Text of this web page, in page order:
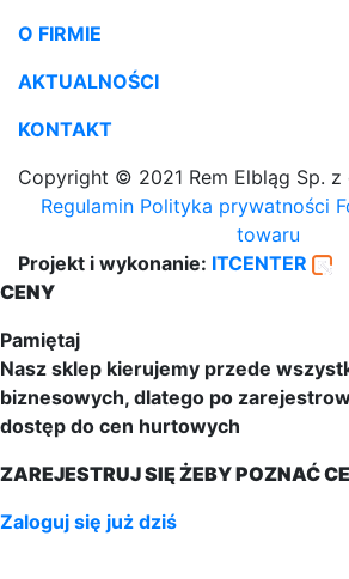
O FIRMIE
AKTUALNOŚCI
KONTAKT
Copyright © 2021 Rem Elbląg Sp. z
Regulamin Polityka prywatności
towaru
Projekt i wykonanie: ITCENTER
CENY
Pamiętaj
Nasz sklep kierujemy przede
biznesowych, dlatego po
dostęp do cen hurtowych
ZAREJESTRUJ SIĘ ŻEBY POZNAĆ
Zaloguj się już dziś